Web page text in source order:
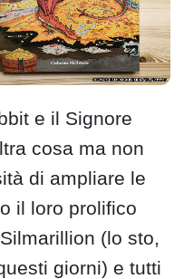
e il Signore
cosa ma non
di ampliare le
il loro prolifico
(lo sto,
giorni) e tutti